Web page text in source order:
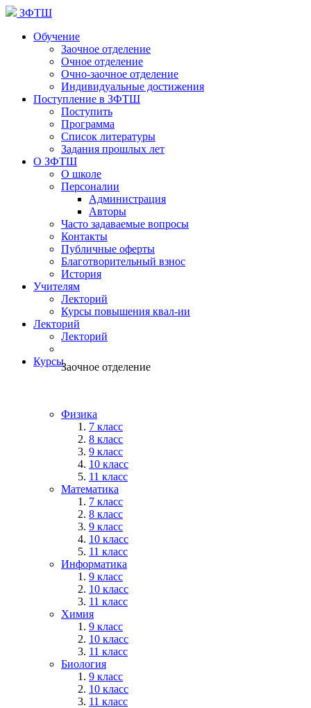
ЗФТШ
Обучение
Заочное отделение
Очное отделение
Очно-заочное отделение
Индивидуальные достижения
Поступление в ЗФТШ
Поступить
Программа
Список литературы
Задания прошлых лет
О ЗФТШ
О школе
Персоналии
Администрация
Авторы
Часто задаваемые вопросы
Контакты
Публичные оферты
Благотворительный взнос
История
Учителям
Лекторий
Курсы повышения квал-ии
Лекторий
Лекторий
КурсыЗаочное отделение
Физика
7 класс
8 класс
9 класс
10 класс
11 класс
Математика
7 класс
8 класс
9 класс
10 класс
11 класс
Информатика
9 класс
10 класс
11 класс
Химия
9 класс
10 класс
11 класс
Биология
9 класс
10 класс
11 класс